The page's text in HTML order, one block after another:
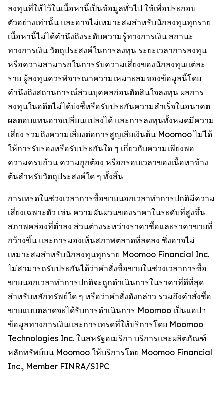
ลงทุนที่ให้ไว้ในเนื้อหานี้เป็นข้อมูลทั่วไป ใช้เพื่อประกอบ
ตัวอย่างเท่านั้น และอาจไม่เหมาะสมสำหรับนักลงทุนทุกราย
เนื้อหานี้ไม่ได้คำนึงถึงระดับความรู้ทางการเงิน สถานะ
ทางการเงิน วัตถุประสงค์ในการลงทุน ระยะเวลาการลงทุน
หรือความสามารถในการรับความเสี่ยงของนักลงทุนแต่ละ
ราย ผู้ลงทุนควรพิจารณาความเหมาะสมของข้อมูลนี้โดย
คำนึงถึงสถานการณ์ส่วนบุคคลก่อนตัดสินใจลงทุน ผลการ
ลงทุนในอดีตไม่ได้บ่งชี้หรือรับประกันความสำเร็จในอนาคต
ผลตอบแทนอาจเปลี่ยนแปลงได้ และการลงทุนทั้งหมดมีความ
เสี่ยง รวมถึงความเสี่ยงต่อการสูญเสียเงินต้น Moomoo ไม่ได้
ให้การรับรองหรือรับประกันใด ๆ เกี่ยวกับความเพียงพอ
ความครบถ้วน ความถูกต้อง หรือกรอบเวลาของเนื้อหาข้าง
ต้นสำหรับวัตถุประสงค์ใด ๆ ทั้งสิ้น
การเทรดในช่วงเวลาการซื้อขายนอกเวลาทำการปกติมีความ
เสี่ยงเฉพาะตัว เช่น ความผันผวนของราคาในระดับที่สูงขึ้น
สภาพคล่องที่ต่ำลง ส่วนต่างระหว่างราคาซื้อและราคาขายที่
กว้างขึ้น และการมองเห็นสภาพตลาดที่ลดลง ซึ่งอาจไม่
เหมาะสมสำหรับนักลงทุนทุกราย Moomoo Financial Inc.
ไม่สามารถรับประกันได้ว่าคำสั่งซื้อขายในช่วงเวลาการซื้อ
ขายนอกเวลาทำการปกติจะถูกดำเนินการในราคาที่ดีที่สุด
สำหรับหลักทรัพย์ใด ๆ หรือว่าคำสั่งดังกล่าว รวมถึงคำสั่งซื้อ
ขายแบบตลาดจะได้รับการดำเนินการ Moomoo เป็นแอปฯ
ข้อมูลทางการเงินและการเทรดที่ให้บริการโดย Moomoo
Technologies Inc. ในสหรัฐอเมริกา บริการและผลิตภัณฑ์
หลักทรัพย์บน Moomoo ให้บริการโดย Moomoo Financial
Inc., Member FINRA/SIPC